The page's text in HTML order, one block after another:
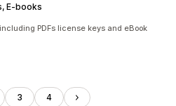
E‑books
PDFs license keys and eBook
3 4